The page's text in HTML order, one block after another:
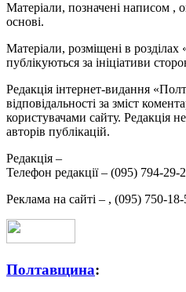
Матеріали, позначені написом ,
основі.
Матеріали, розміщені в
публікуються за ініціативи
Редакція інтернет-видання
відповідальності за зміст
користувачами сайту. Редакція
авторів публікацій.
Редакція –
Телефон редакції – (095) 794-29-
Реклама на сайті – , (095) 750-18-
Полтавщина: